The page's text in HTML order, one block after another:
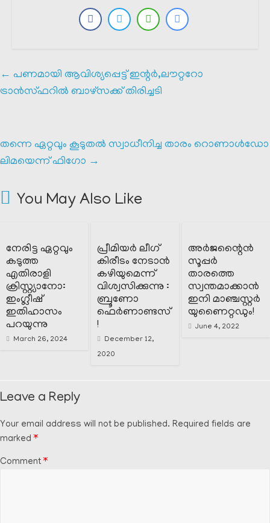
← പണമായി ആവിശ്യപ്പെട്ട് ഇന്റർ,ലൗറ്ററോ
ട്രാൻസ്ഫറിൽ ബാഴ്സക്ക് തിരിച്ചടി
തന്നെ ഏറ്റവും കൂടുതൽ സ്വാധീനിച്ച താരം റൊണാൾഡോ
ലിമയെന്ന് ഫിഗോ →
You May Also Like
നേരിട്ട ഏറ്റവും
കടുത്ത
എതിരാളി
ക്രിസ്റ്റ്യാനോ:
ഇംഗ്ലീഷ്
ഇതിഹാസം
പറയുന്നു
March 26, 2024
പ്രീമിയർ ലീഗ്
കിരീടം നേടാൻ
കഴിയുമെന്ന്
വിശ്വസിക്കുന്നു :
ബ്രൂണോ
ഫെർണാണ്ടസ്
!
December 12,
2020
അർജന്റൈൻ
സൂപ്പർ
താരത്തെ
സ്വന്തമാക്കാൻ
ഇനി മാഞ്ചസ്റ്റർ
യുണൈറ്റഡും!
June 4, 2022
Leave a Reply
Your email address will not be published. Required fields are
marked *
Comment *